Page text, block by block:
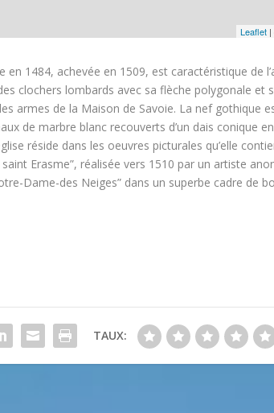
Leaflet
en 1484, achevée en 1509, est caractéristique de
clochers lombards avec sa flèche polygonale et
armes de la Maison de Savoie. La nef gothique
de marbre blanc recouverts d’un dais conique
réside dans les oeuvres picturales qu’elle
saint Erasme”, réalisée vers 1510 par un artiste
Dame-des Neiges” dans un superbe cadre de
TAUX: